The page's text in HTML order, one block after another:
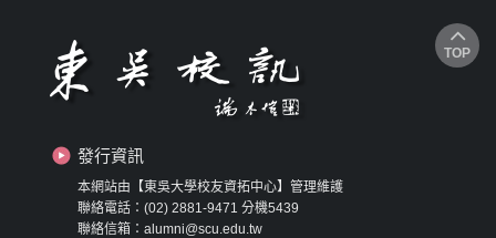
發行資訊
本網站由【東吳大學校友資拓中心】管理維護
聯絡電話：(02) 2881-9471 分機5439
聯絡信箱：alumni@scu.edu.tw
TOP